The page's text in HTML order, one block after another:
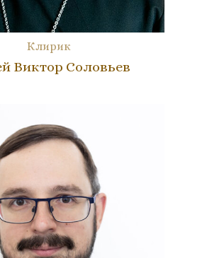
Клирик
Виктор Соловьев